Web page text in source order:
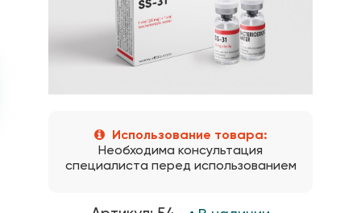
Использование товара:
Необходима консультация
специалиста перед использованием